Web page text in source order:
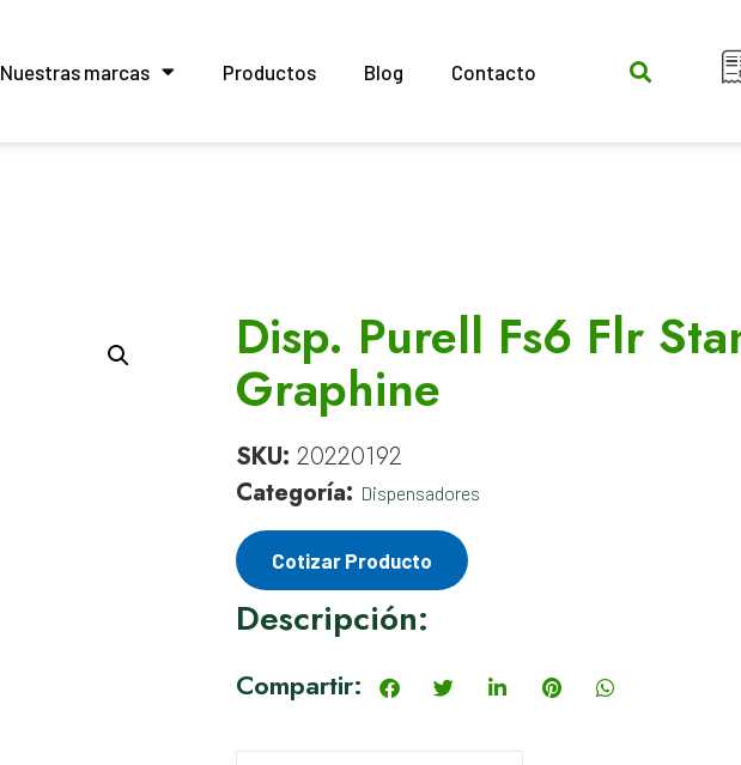
Nuestras marcas Productos Blog Contacto
Disp. Purell Fs6 Flr
Graphine
SKU: 20220192
Categoría: Dispensadores
Cotizar Producto
Descripción:
Compartir: